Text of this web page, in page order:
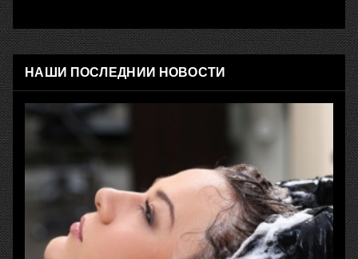
НАШИ ПОСЛЕДНИИ НОВОСТИ